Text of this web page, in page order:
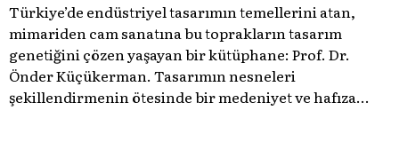
Türkiye’de endüstriyel tasarımın temellerini atan,
mimariden cam sanatına bu toprakların tasarım
genetiğini çözen yaşayan bir kütüphane: Prof. Dr.
Önder Küçükerman. ​Tasarımın nesneleri
şekillendirmenin ötesinde bir medeniyet ve hafıza